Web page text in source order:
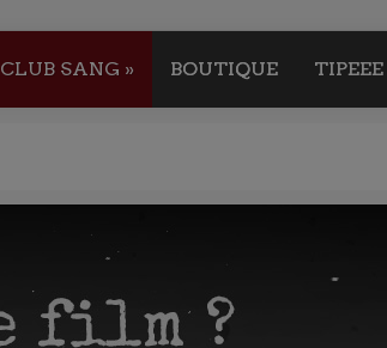
CLUB SANG » BOUTIQUE TIPEEE